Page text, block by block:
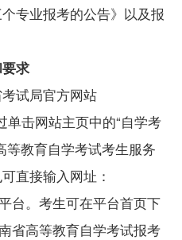
专业报考的公告》 以及报
求
试局官方网站
单击网站主页中的“自学考
等教育自学考试考生服务
直接输入网址：
台。考生可在平台首页下
省高等教育自学考试报考